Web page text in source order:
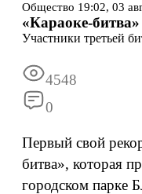
Общество 19:02, 03
«Караоке-
Участники третьей
4548
0
Первый свой
битва», которая
городском парке